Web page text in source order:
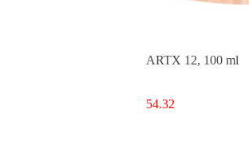
ARTX 12, 100 ml
54.32